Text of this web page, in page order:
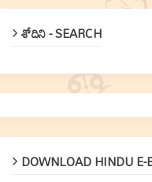
శోదిని - SEARCH
DOWNLOAD HINDU E-